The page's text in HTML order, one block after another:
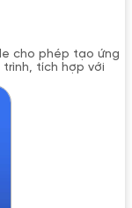
cho phép tạo ứng
tích hợp với